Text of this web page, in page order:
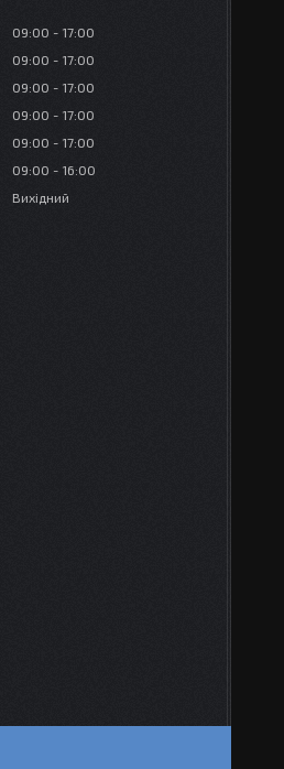
09:00
17:00
09:00
17:00
09:00
17:00
09:00
17:00
09:00
17:00
09:00
16:00
Вихідний